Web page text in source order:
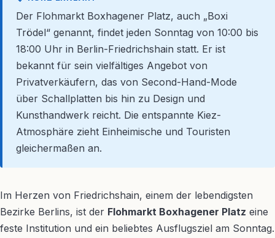
Der Flohmarkt Boxhagener Platz, auch „Boxi
Trödel“ genannt, findet jeden Sonntag von 10:00 bis
18:00 Uhr in Berlin-Friedrichshain statt. Er ist
bekannt für sein vielfältiges Angebot von
Privatverkäufern, das von Second-Hand-Mode
über Schallplatten bis hin zu Design und
Kunsthandwerk reicht. Die entspannte Kiez-
Atmosphäre zieht Einheimische und Touristen
gleichermaßen an.
Im Herzen von Friedrichshain, einem der lebendigsten
Bezirke Berlins, ist der Flohmarkt Boxhagener Platz eine
feste Institution und ein beliebtes Ausflugsziel am Sonntag.